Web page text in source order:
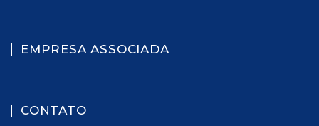
EMPRESA ASSOCIADA
CONTATO